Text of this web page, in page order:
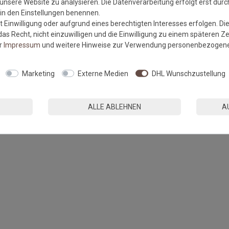
den Einstellungen benennen.
Einwilligung oder aufgrund eines berechtigten Interesses erfolgen.
Recht, nicht einzuwilligen und die Einwilligung zu einem späteren
Impressum und weitere Hinweise zur Verwendung
Marketing Externe Medien DHL Wunschzustellung
ALLE ABLEHNEN